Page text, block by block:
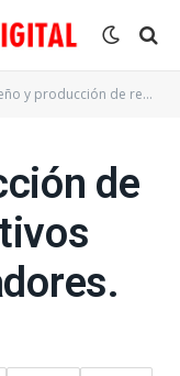
de recursos educativos digitales innovadores.
de